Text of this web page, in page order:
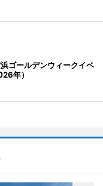
ゴールデンウィークイベ
年）